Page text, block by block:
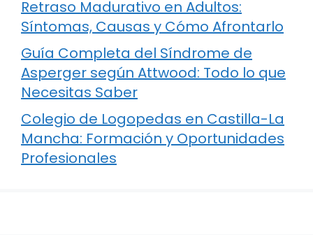
Retraso Madurativo en Adultos:
Síntomas, Causas y Cómo Afrontarlo
Guía Completa del Síndrome de
Asperger según Attwood: Todo lo que
Necesitas Saber
Colegio de Logopedas en Castilla-La
Mancha: Formación y Oportunidades
Profesionales